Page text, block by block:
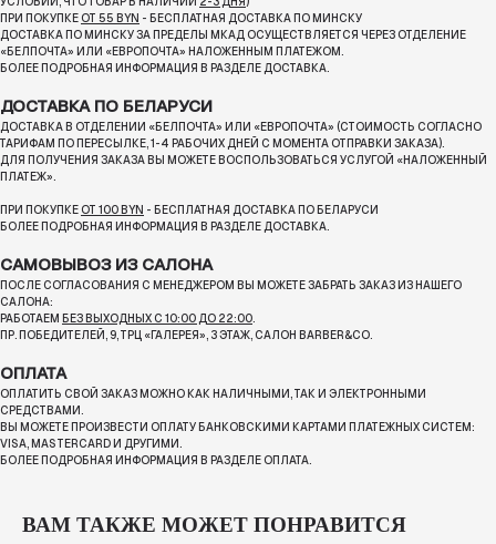
ПРИ ПОКУПКЕ ОТ 55 BYN - БЕСПЛАТНАЯ ДОСТАВКА ПО МИНСКУ
ДОСТАВКА ПО МИНСКУ ЗА ПРЕДЕЛЫ МКАД ОСУЩЕСТВЛЯЕТСЯ ЧЕРЕЗ ОТДЕЛЕНИЕ
«БЕЛПОЧТА» ИЛИ «ЕВРОПОЧТА» НАЛОЖЕННЫМ ПЛАТЕЖОМ.
БОЛЕЕ ПОДРОБНАЯ ИНФОРМАЦИЯ В РАЗДЕЛЕ ДОСТАВКА.
ДОСТАВКА ПО БЕЛАРУСИ
ДОСТАВКА В ОТДЕЛЕНИИ «БЕЛПОЧТА» ИЛИ «ЕВРОПОЧТА» (СТОИМОСТЬ СОГЛАСНО
ТАРИФАМ ПО ПЕРЕСЫЛКЕ, 1-4 РАБОЧИХ ДНЕЙ С МОМЕНТА ОТПРАВКИ ЗАКАЗА).
ДЛЯ ПОЛУЧЕНИЯ ЗАКАЗА ВЫ МОЖЕТЕ ВОСПОЛЬЗОВАТЬСЯ УСЛУГОЙ «НАЛОЖЕННЫЙ
ПЛАТЕЖ».
ПРИ ПОКУПКЕ ОТ 100 BYN - БЕСПЛАТНАЯ ДОСТАВКА ПО БЕЛАРУСИ
БОЛЕЕ ПОДРОБНАЯ ИНФОРМАЦИЯ В РАЗДЕЛЕ ДОСТАВКА.
САМОВЫВОЗ ИЗ САЛОНА
ПОСЛЕ СОГЛАСОВАНИЯ С МЕНЕДЖЕРОМ ВЫ МОЖЕТЕ ЗАБРАТЬ ЗАКАЗ ИЗ НАШЕГО
САЛОНА:
РАБОТАЕМ БЕЗ ВЫХОДНЫХ С 10:00 ДО 22:00.
ПР. ПОБЕДИТЕЛЕЙ, 9, ТРЦ «ГАЛЕРЕЯ», 3 ЭТАЖ, САЛОН BARBER&CO.
ОПЛАТА
ОПЛАТИТЬ СВОЙ ЗАКАЗ МОЖНО КАК НАЛИЧНЫМИ, ТАК И ЭЛЕКТРОННЫМИ
СРЕДСТВАМИ.
ВЫ МОЖЕТЕ ПРОИЗВЕСТИ ОПЛАТУ БАНКОВСКИМИ КАРТАМИ ПЛАТЕЖНЫХ СИСТЕМ:
VISA, MASTERCARD И ДРУГИМИ.
БОЛЕЕ ПОДРОБНАЯ ИНФОРМАЦИЯ В РАЗДЕЛЕ ОПЛАТА.
ВАМ ТАКЖЕ МОЖЕТ ПОНРАВИТСЯ